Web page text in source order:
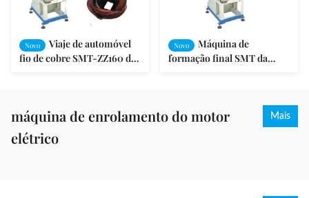
Novo
Viaje de automóvel
fio de cobre SMT-ZZ160 do
Novo
Máquina de
formação final SMT da
máquina de enrolamento do motor
elétrico
Mais